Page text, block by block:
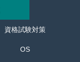
資格試験対策
OS